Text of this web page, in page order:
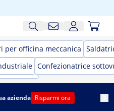
per officina meccanica
Confezionatrice
azienda Risparmi ora